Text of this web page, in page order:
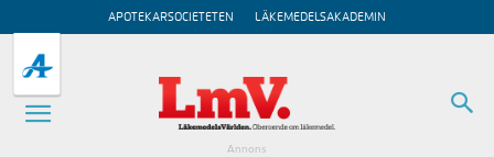
APOTEKARSOCIETETEN LÄKEMEDELSAKADEMIN
Annons